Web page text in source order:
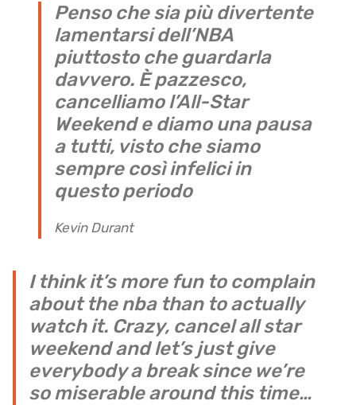
Penso che sia più divertente
lamentarsi dell’NBA
piuttosto che guardarla
davvero. È pazzesco,
cancelliamo l’All-Star
Weekend e diamo una pausa
a tutti, visto che siamo
sempre così infelici in
questo periodo
Kevin Durant
I think it’s more fun to complain
about the nba than to actually
watch it. Crazy, cancel all star
weekend and let’s just give
everybody a break since we’re
so miserable around this time…